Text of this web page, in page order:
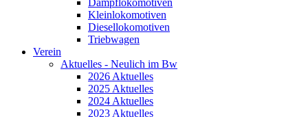
Dampflokomotiven
Kleinlokomotiven
Diesellokomotiven
Triebwagen
Verein
Aktuelles - Neulich im Bw
2026 Aktuelles
2025 Aktuelles
2024 Aktuelles
2023 Aktuelles